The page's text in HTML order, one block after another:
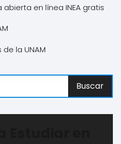
en línea INEA gratis
la UNAM